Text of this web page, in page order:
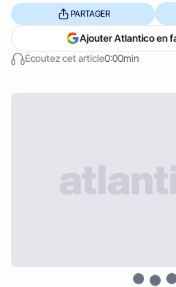
Écoutez cet article0:00min
PARTAGER
Ajouter Atlantico en